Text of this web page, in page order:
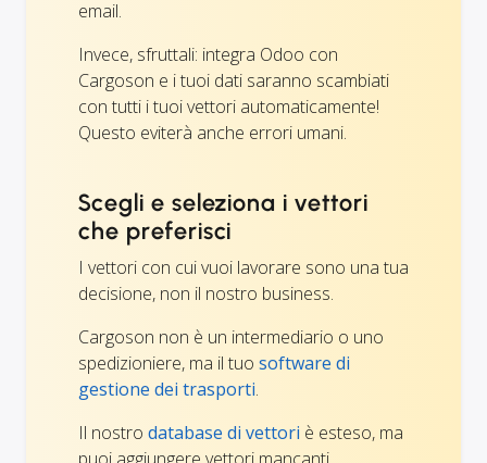
email.
Invece, sfruttali: integra Odoo con
Cargoson e i tuoi dati saranno scambiati
con tutti i tuoi vettori automaticamente!
Questo eviterà anche errori umani.
Scegli e seleziona i vettori
che preferisci
I vettori con cui vuoi lavorare sono una tua
decisione, non il nostro business.
Cargoson non è un intermediario o uno
spedizioniere, ma il tuo software di
gestione dei trasporti.
Il nostro database di vettori è esteso, ma